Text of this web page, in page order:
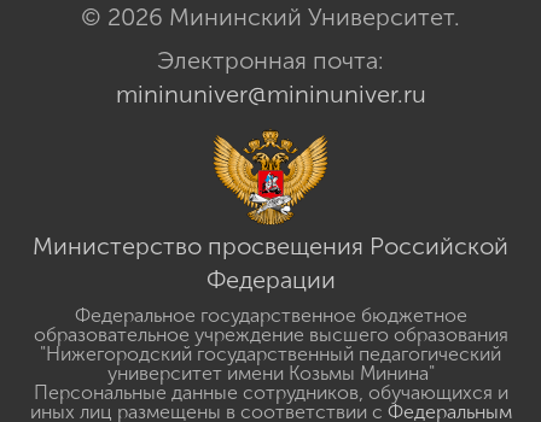
© 2026 Мининский Университет.
Электронная почта:
mininuniver@mininuniver.ru
Министерство просвещения Российской
Федерации
Федеральное государственное бюджетное
образовательное учреждение высшего образования
"Нижегородский государственный педагогический
университет имени Козьмы Минина"
Персональные данные сотрудников, обучающихся и
иных лиц размещены в соответствии с Федеральным